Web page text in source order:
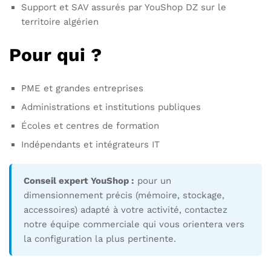
Support et SAV assurés par YouShop DZ sur le
territoire algérien
Pour qui ?
PME et grandes entreprises
Administrations et institutions publiques
Écoles et centres de formation
Indépendants et intégrateurs IT
Conseil expert YouShop : pour un
dimensionnement précis (mémoire, stockage,
accessoires) adapté à votre activité, contactez
notre équipe commerciale qui vous orientera vers
la configuration la plus pertinente.